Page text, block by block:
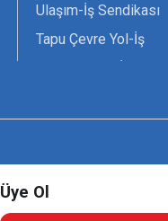
Ulaşım-İş Sendikası
Tapu Çevre Yol-İş
Uzman Diyanet - Sen
Üye Ol